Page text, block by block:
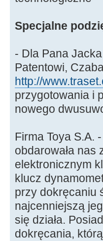
Specjalne
- Dla Pana
Patentowi,
http://
przygotowania i
nowego
Firma Toya S.A. -
obdarowała nas
elektronicznym
klucz
przy dokręcaniu
najcenniejszą
się działa.
dokręcania,